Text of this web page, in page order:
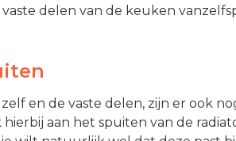
delen van de keuken
en de vaste delen, zijn er ook
aan het spuiten van de